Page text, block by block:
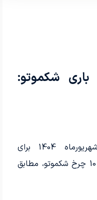
شکموتو:
شرایط فروش شاکمتو ویژه شهریورماه 1404 برای
متقاضیان ثبت نام کامیون باری 10 چرخ شکموتو، مطابق